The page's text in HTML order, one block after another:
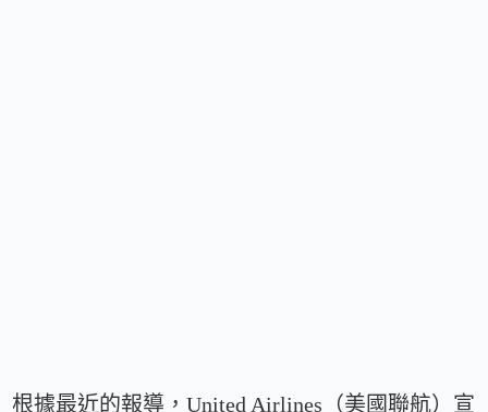
根據最近的報導，United Airlines（美國聯航）宣